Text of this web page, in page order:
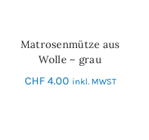
IN DEN WARENKORB
Matrosenmütze aus
Wolle – grau
CHF4.00 inkl. MWST